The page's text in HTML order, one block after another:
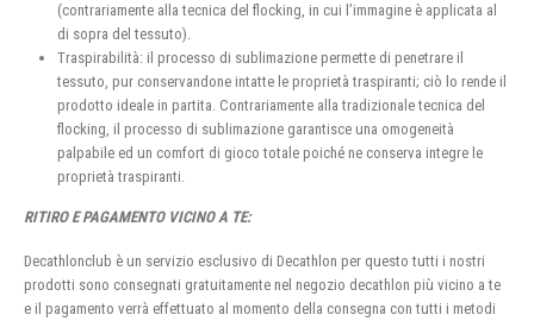
(contrariamente alla tecnica del flocking, in cui l’immagine è applicata al
di sopra del tessuto).
Traspirabilità: il processo di sublimazione permette di penetrare il
tessuto, pur conservandone intatte le proprietà traspiranti; ciò lo rende il
prodotto ideale in partita. Contrariamente alla tradizionale tecnica del
flocking, il processo di sublimazione garantisce una omogeneità
palpabile ed un comfort di gioco totale poiché ne conserva integre le
proprietà traspiranti.
RITIRO E PAGAMENTO VICINO A TE:
Decathlonclub è un servizio esclusivo di Decathlon per questo tutti i nostri
prodotti sono consegnati gratuitamente nel negozio decathlon più vicino a te
e il pagamento verrà effettuato al momento della consegna con tutti i metodi